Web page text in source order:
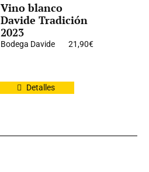
Vino blanco
Davide Tradición
2023
Bodega Davide 21,90€
Detalles